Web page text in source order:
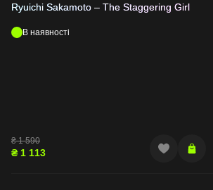
Ryuichi Sakamoto – The Staggering Girl
В наявності
₴1 590
₴ 1 113